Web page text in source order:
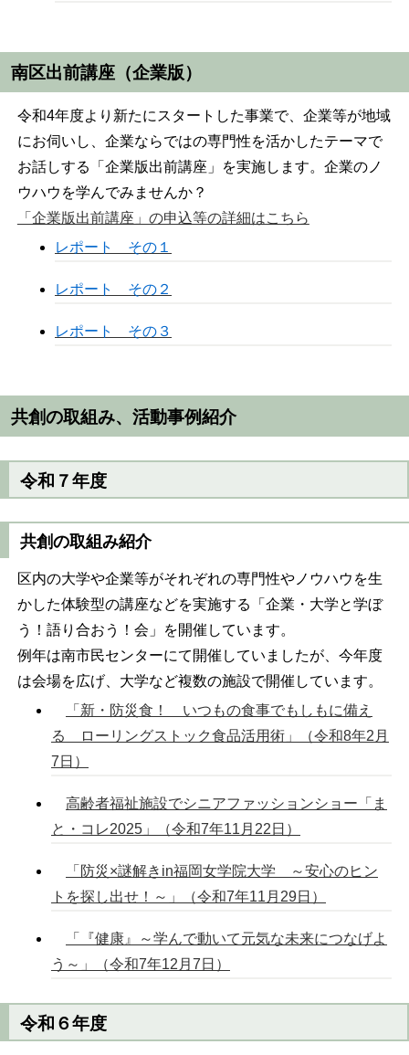
南区出前講座（企業版）
令和4年度より新たにスタートした事業で、企業等が地域
にお伺いし、企業ならではの専門性を活かしたテーマで
お話しする「企業版出前講座」を実施します。企業のノ
ウハウを学んでみませんか？
「企業版出前講座」の申込等の詳細はこちら
レポート その１
レポート その２
レポート その３
共創の取組み、活動事例紹介
令和７年度
共創の取組み紹介
区内の大学や企業等がそれぞれの専門性やノウハウを生
かした体験型の講座などを実施する「企業・大学と学ぼ
う！語り合おう！会」を開催しています。
例年は南市民センターにて開催していましたが、今年度
は会場を広げ、大学など複数の施設で開催しています。
「新・防災食！ いつもの食事でもしもに備え
る ローリングストック食品活用術」（令和8年2月
7日）
高齢者福祉施設でシニアファッションショー「ま
と・コレ2025」（令和7年11月22日）
「防災×謎解きin福岡女学院大学 ～安心のヒン
トを探し出せ！～」（令和7年11月29日）
「『健康』～学んで動いて元気な未来につなげよ
う～」（令和7年12月7日）
令和６年度